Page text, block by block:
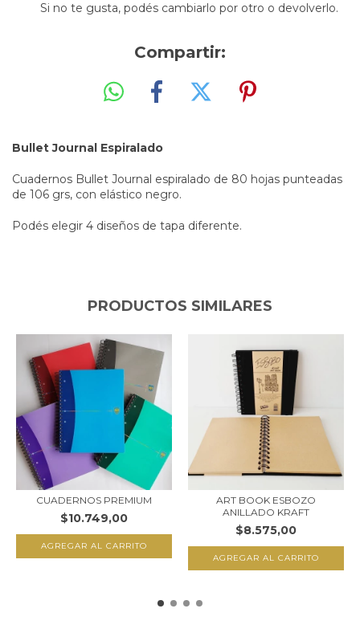
Si no te gusta, podés cambiarlo por otro o devolverlo.
Compartir:
Bullet Journal Espiralado
Cuadernos Bullet Journal espiralado de 80 hojas punteadas
de 106 grs, con elástico negro.
Podés elegir 4 diseños de tapa diferente.
PRODUCTOS SIMILARES
CUADERNOS PREMIUM
$10.749,00
AGREGAR AL CARRITO
ART BOOK ESBOZO
ANILLADO KRAFT
$8.575,00